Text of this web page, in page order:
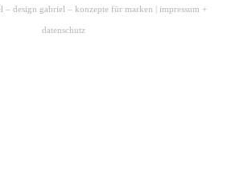
– design gabriel – konzepte für marken | impressum +
datenschutz